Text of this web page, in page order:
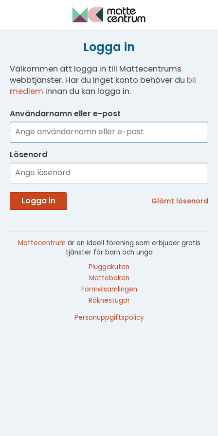
Logga in
Välkommen att logga in till Mattecentrums
webbtjänster. Har du inget konto behöver du bli
medlem innan du kan logga in.
Användarnamn eller e-post
Lösenord
Logga in Glömt lösenord
Mattecentrum är en ideell förening som erbjuder gratis
tjänster för barn och unga
Pluggakuten
Matteboken
Formelsamlingen
Räknestugor
Personuppgiftspolicy